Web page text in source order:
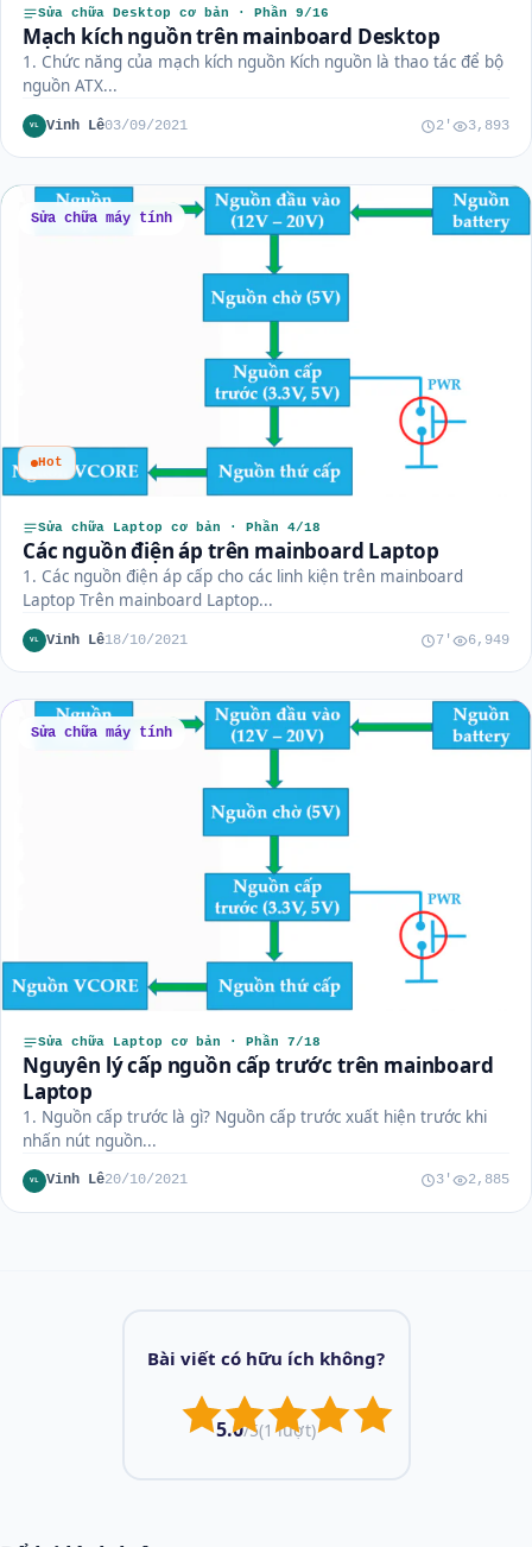
Sửa chữa Desktop cơ bản · Phần 9/16
Mạch kích nguồn trên mainboard Desktop
1. Chức năng của mạch kích nguồn Kích nguồn là thao tác để bộ
nguồn ATX...
VL Vinh Lê03/09/2021 2' 3,893
Sửa chữa máy tính
Hot
Sửa chữa Laptop cơ bản · Phần 4/18
Các nguồn điện áp trên mainboard Laptop
1. Các nguồn điện áp cấp cho các linh kiện trên mainboard
Laptop Trên mainboard Laptop...
VL Vinh Lê18/10/2021 7' 6,949
Sửa chữa máy tính
Sửa chữa Laptop cơ bản · Phần 7/18
Nguyên lý cấp nguồn cấp trước trên mainboard
Laptop
1. Nguồn cấp trước là gì? Nguồn cấp trước xuất hiện trước khi
nhấn nút nguồn...
VL Vinh Lê20/10/2021 3' 2,885
Bài viết có hữu ích không?
5.0/5(1 lượt)